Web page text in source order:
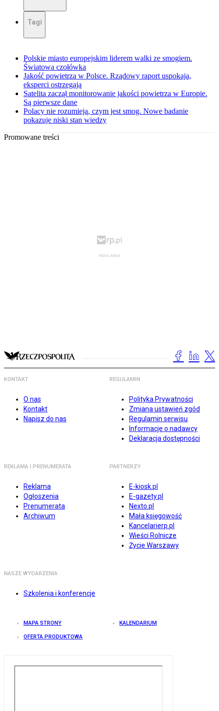
Tagi
Polskie miasto europejskim liderem walki ze smogiem.
Światowa czołówka
Jakość powietrza w Polsce. Rządowy raport uspokaja,
eksperci ostrzegają
Satelita zaczął monitorowanie jakości powietrza w Europie.
Są pierwsze dane
Polacy nie rozumieją, czym jest smog. Nowe badanie
pokazuje niski stan wiedzy
Promowane treści
KONTAKT
O nas
Kontakt
Napisz do nas
REGULAMIN
Polityka Prywatności
Zmiana ustawień zgód
Regulamin serwisu
Informacje o nadawcy
Deklaracja dostępności
REKLAMA I PRENUMERATA
Reklama
Ogłoszenia
Prenumerata
Archiwum
PARTNERZY
E-kiosk.pl
E-gazety.pl
Nexto.pl
Mała księgowość
Kancelarierp.pl
Wieści Rolnicze
Życie Warszawy
NASZE WYDARZENIA
Szkolenia i konferencje
MAPA STRONY KALENDARIUM
OFERTA PRODUKTOWA